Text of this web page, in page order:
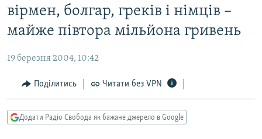
СПОРТ
УКРАЇНА
ТИ ЯК?
СХЕМИ
КИТАЙ.ВИКЛИКИ
СПЕЦПРОЄКТИ
вірмен, болгар, греків і німців –
майже півтора мільйона гривень
19 березня 2004, 10:42
Поділитись Читати без VPN
Додати Радіо Свобода як бажане джерело в Google